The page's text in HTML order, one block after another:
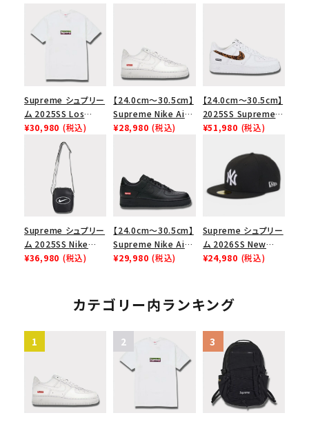
Supreme シュプリー
ム 2025SS Los
Angeles Fire Relief
Box Logo Tee ファ
イヤーリリーフボック
スロゴTシャツ ホワ
¥30,980 (税込)
【24.0cm～30.5cm】
Supreme Nike Air
Force 1 Low シュプ
¥28,980 (税込)
【24.0cm～30.5cm】
2025SS Supreme
GOODENOUGH
Low AF1 シュプリー
ムグッドイナフ ナイキ
エアフォース１スニー
カー シューズ ホワイ
¥51,980 (税込)
Supreme シュプリー
ム 2025SS Nike
Leather Shoulder
¥36,980 (税込)
【24.0cm～30.5cm】
Supreme Nike Air
Force 1 Low シュプ
ューズ ブラック
¥29,980 (税込)
Supreme シュプリー
ム 2026SS New
York Yankees New
エラ キャップ ブラック
¥24,980 (税込)
カテゴリー内ランキング